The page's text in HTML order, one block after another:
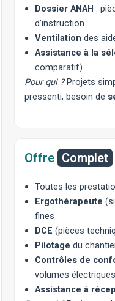
Dossier ANAH :
d’instruction
Ventilation des
Assistance à la
comparatif)
Pour qui ?Projets
pressenti, besoin de
Offre Complet
Toutes les
Ergothérapeute
fines
DCE (pièces
Pilotage du
Contrôles de
volumes
Assistance à